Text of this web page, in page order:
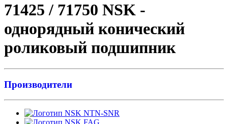
71425 / 71750 NSK -
однорядный конический
роликовый подшипник
Производители
NTN-SNR